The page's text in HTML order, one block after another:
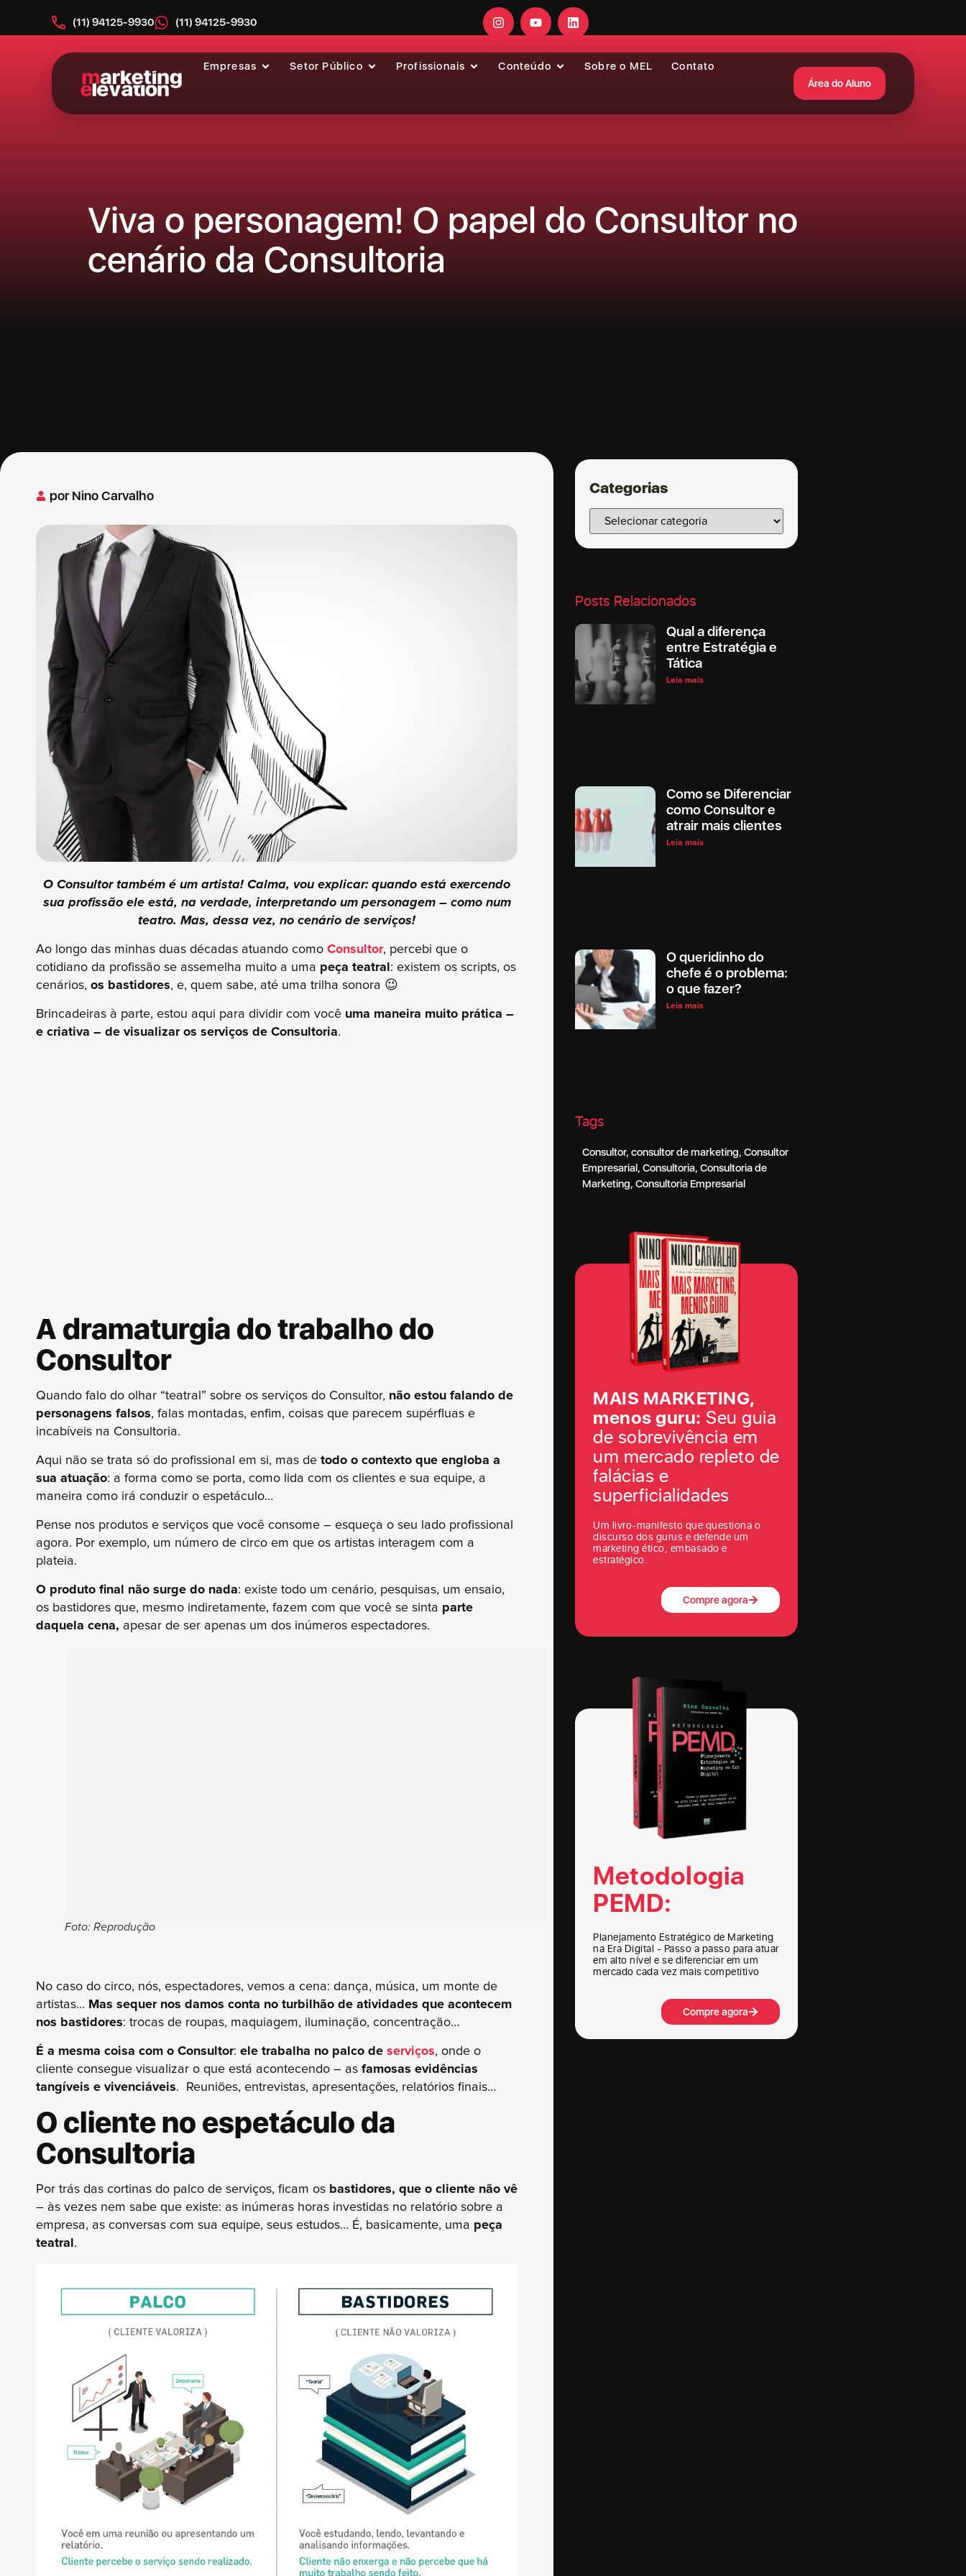
(11) 94125-9930 (11) 94125-9930
Empresas Setor Público Profissionais Conteúdo Sobre o MEL Contato
Área do Aluno
Viva o personagem! O papel do Consultor no
cenário da Consultoria
por Nino Carvalho
O Consultor também é um artista! Calma, vou explicar: quando está exercendo
sua profissão ele está, na verdade, interpretando um personagem – como num
teatro. Mas, dessa vez, no cenário de serviços!
Ao longo das minhas duas décadas atuando como Consultor, percebi que o
cotidiano da profissão se assemelha muito a uma peça teatral : existem os scripts, os
cenários, os bastidores, e, quem sabe, até uma trilha sonora 😉
Brincadeiras à parte, estou aqui para dividir com você uma maneira muito prática –
e criativa – de visualizar os serviços de Consultoria.
A dramaturgia do trabalho do
Consultor
Quando falo do olhar “teatral” sobre os serviços do Consultor, não estou falando de
personagens falsos, falas montadas, enfim, coisas que parecem supérfluas e
incabíveis na Consultoria.
Aqui não se trata só do profissional em si, mas de todo o contexto que engloba a
sua atuação: a forma como se porta, como lida com os clientes e sua equipe, a
maneira como irá conduzir o espetáculo…
Pense nos produtos e serviços que você consome – esqueça o seu lado profissional
agora. Por exemplo, um número de circo em que os artistas interagem com a
plateia.
O produto final não surge do nada: existe todo um cenário, pesquisas, um ensaio,
os bastidores que, mesmo indiretamente, fazem com que você se sinta parte
daquela cena, apesar de ser apenas um dos inúmeros espectadores.
Foto: Reprodução
No caso do circo, nós, espectadores, vemos a cena: dança, música, um monte de
artistas… Mas sequer nos damos conta no turbilhão de atividades que acontecem
nos bastidores: trocas de roupas, maquiagem, iluminação, concentração…
É a mesma coisa com o Consultor: ele trabalha no palco de serviços, onde o
cliente consegue visualizar o que está acontecendo – as famosas evidências
tangíveis e vivenciáveis. Reuniões, entrevistas, apresentações, relatórios finais…
O cliente no espetáculo da
Consultoria
Por trás das cortinas do palco de serviços, ficam os bastidores, que o cliente não vê
– às vezes nem sabe que existe: as inúmeras horas investidas no relatório sobre a
empresa, as conversas com sua equipe, seus estudos… É, basicamente, uma peça
teatral .
Categorias
Posts Relacionados
Qual a diferença
entre Estratégia e
Tática
Leia mais
Como se Diferenciar
como Consultor e
atrair mais clientes
Leia mais
O queridinho do
chefe é o problema:
o que fazer?
Leia mais
Tags
Consultor, consultor de marketing, Consultor
Empresarial, Consultoria, Consultoria de
Marketing, Consultoria Empresarial
MAIS MARKETING,
menos guru: Seu guia
de sobrevivência em
um mercado repleto de
falácias e
superficialidades
Um livro-manifesto que questiona o
discurso dos gurus e defende um
marketing ético, embasado e
estratégico.
Compre agora
Metodologia
PEMD:
Planejamento Estratégico de Marketing
na Era Digital - Passo a passo para atuar
em alto nível e se diferenciar em um
mercado cada vez mais competitivo
Compre agora